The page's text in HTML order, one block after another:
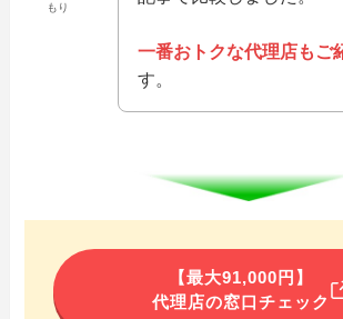
もり
一番おトクな代理店もご
す。
【最大91,000円】
代理店の窓口チェック